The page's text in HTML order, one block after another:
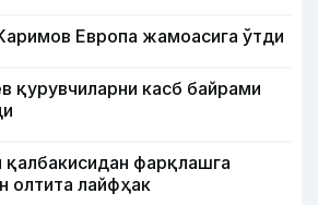
Европа жамоасига ўтди
қурувчиларни касб байрами
қалбакисидан фарқлашга
олтита лайфҳак